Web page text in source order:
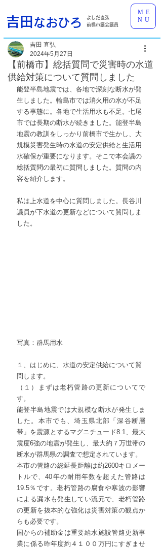
ME
NU
吉田 なおひろ
よしだ直弘
前橋市議会議員
【前橋市】総括質問で災害時の水道
供給対策について質問しました
吉田 直弘
2024年5月27日
能登半島地震では、各地で深刻な断水が発
生しました。輪島市では消火用の水が不足
する事態に。各地で生活用水も不足。七尾
市では長期の断水が続きました。能登半島
地震の教訓をしっかり前橋市で生かし、大
規模災害発生時の水道の安定供給と生活用
水確保が重要になります。そこで本会議の
総括質問の最初に質問しました。質問の内
容を紹介します。
私は上水道を中心に質問しました。長谷川
議員が下水道の更新などについて質問しま
した。
写真：群馬用水
１、はじめに、水道の安定供給について質
問します。
（１）まずは老朽管路の更新についてで
す。
能登半島地震では大規模な断水が発生しま
した。本市でも、埼玉県北部「深谷断層
帯」を震源とするマグニチュード8.1、最大
震度6強の地震が発生し、最大約７万世帯の
断水が群馬県の調査で想定されています。
本市の管路の総延長距離は約2600キロメー
トルで、40年の耐用年数を超えた管路は
19.5％です。老朽管路の腐食や寒波の影響
による漏水も発生してい流元で、老朽管路
の更新を抜本的な強化は災害対策の観点か
らも必要です。
国からの補助金は重要給水施設管路更新事
業に係る昨年度約４１００万円にすぎませ